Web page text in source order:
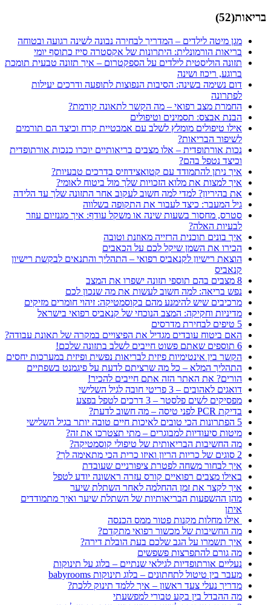
בריאות(
52
)
מגן מיטה לילדים – המדריך לבחירה נבונה לשינה רגועה ובטוחה
בריאות הורמונלית: היתרונות של אקסטרה סייז כתוסף יומי
תזונה הוליסטית לילדים על הספקטרום – איך תזונה טבעית תומכת
ברוגע, ריכוז ושינה
דום נשימה בשינה: הסיבות הנפוצות לתופעה ודרכים יעילות
לפתרונה
החמרת מצב רפואי – מה הקשר לתאונה קודמת?
הבנת אבצס: תסמינים וטיפולים
אילו טיפולים מומלץ לשלב עם אמבטיית קרח וכיצד הם תורמים
לשיפור הבריאות?
נכות אורתופדית – אלו מצבים בריאותיים יוכרו כנכות אורתופדית
וכיצד נטפל בהם?
איך ניתן להתמודד עם קטואצידוזיס בדרכים טבעיות?
איך למצות את מלוא הזכויות שלך מול ביטוח לאומי?
את בהיריון? למדי למה חשוב לעקוב אחר התזונה שלך עד הלידה
גיל המעבר: כיצד לעבור את התקופה בשלווה
סטרס, מחסור בשעות שינה או משקל עודף: איך מגנזיום עוזר
לבעיות האלה?
איך בונים תוכנית הרזייה מאוזנת וטובה
הכירו את השמן שיקל לכם על הכאבים
הוצאת רישיון לקנאביס רפואי – התהליך והתנאים לבקשת רישיון
קנאביס
8 מצבים בהם תוספי תזונה ישפרו את המצב
נפש בריאה: למה חשוב לעשות את מה שנכון לכם
מרכיבים שיש להימנע מהם בקוסמטיקה: זיהוי חומרים מזיקים
מדיניות וחקיקה: המצב הנוכחי של קנאביס רפואי בישראל
5 טיפים לבחירת מדרסים
האם ביטוח עובדים מגדיל את הפיצויים במקרה של תאונת עבודה?
6 תוספים שאתם פשוט חייבים לשלב בתזונה שלכם!
הקשר בין אינטימיות פיזית לבריאות נפשית ופיזית במערכות יחסים
התהליך המלא – כל מה שרציתם לדעת על פיגמנט בשפתיים
הורים? את האתר הזה אתם חייבים להכיר!
דואגים לאהובים – 3 פריטי חובה לגיל השלישי
מפסיקים לשים פלסטר – 3 דרכים לטפל בפצע
בדיקת PCR לפני טיסה – מה חשוב לדעת?
5 הפתרונות הכי טובים לאיכות חיים טובה יותר בגיל השלישי
מיטות סיעודיות למבוגרים – מתי תצטרכו את זה?
מה החשיבות הבריאותית של טיפולי קוסמטיקה?
2 סוגים של כריות הריון ואיזו כרית הכי מתאימה לך?
איך לבחור משחה לפטרת ציפורניים שעובדת
באילו מצבים רפואיים קורס עזרה ראשונה יודע לטפל
איך לקצר את זמן ההחלמה לאחר השתלת שיער
מהן ההשפעות הבריאותיות של השתלת שיער ואיך מתמודדים
איתן
אילו מחלות מקנות פטור ממס הכנסה
מה החשיבות של מכשור רפואי מתקדם?
איך תשמרו על הגב שלכם בעת הובלת דירה?
מה גורם להתפרצות פשפשים
נעליים אורתופדיות לגילאי שנתיים – בלוג על תינוקות
מעבר בין טיטול לתחתונים – בלוג תינוקות babyrooms
מדריך נעלי צעד ראשון – איך ללמד תינוק ללכת?
מה ההבדל בין בקע טבורי למפשעתי